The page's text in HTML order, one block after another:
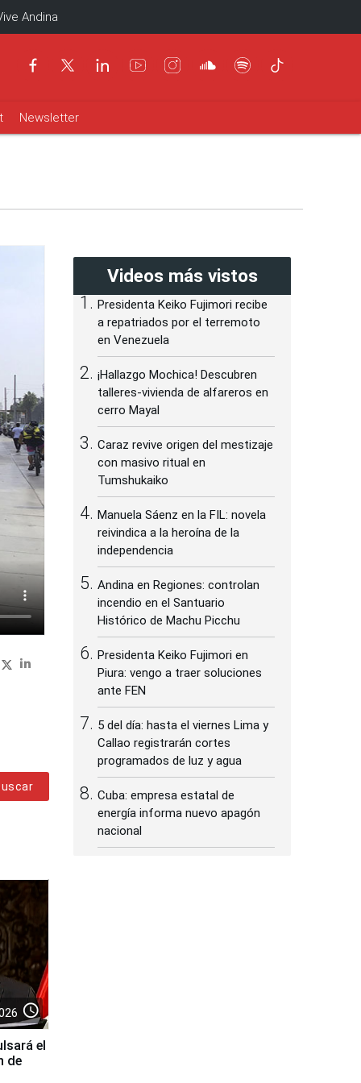
Andina
Newsletter
access_time
el
de
Videos más vistos
Presidenta Keiko Fujimori recibe
a repatriados por el terremoto
en Venezuela
¡Hallazgo Mochica! Descubren
talleres-vivienda de alfareros en
cerro Mayal
Caraz revive origen del mestizaje
con masivo ritual en
Tumshukaiko
Manuela Sáenz en la FIL: novela
reivindica a la heroína de la
independencia
Andina en Regiones: controlan
incendio en el Santuario
Histórico de Machu Picchu
Presidenta Keiko Fujimori en
Piura: vengo a traer soluciones
ante FEN
5 del día: hasta el viernes Lima y
Callao registrarán cortes
programados de luz y agua
Cuba: empresa estatal de
energía informa nuevo apagón
nacional